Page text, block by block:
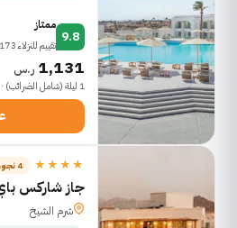
9.8
ممتاز
تقييم للنزلاء 9,173
1,131 ر.س
1 ليلة (شامل الضرائب) · 1 غرفة
★★★★ 4 نجوم
جاز شاركس
شرم الشيخ